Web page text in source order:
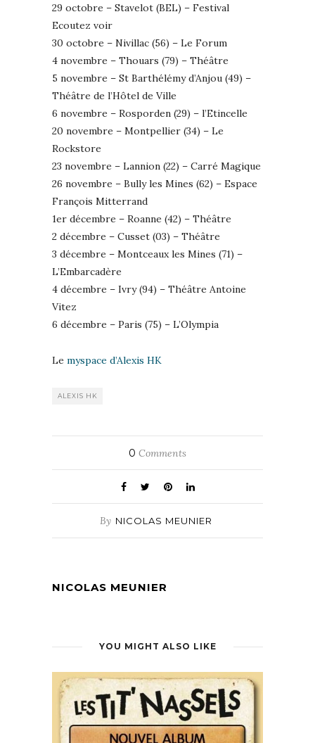
29 octobre – Stavelot (BEL) – Festival
Ecoutez voir
30 octobre – Nivillac (56) – Le Forum
4 novembre – Thouars (79) – Théâtre
5 novembre – St Barthélémy d’Anjou (49) –
Théâtre de l’Hôtel de Ville
6 novembre – Rosporden (29) – l’Etincelle
20 novembre – Montpellier (34) – Le
Rockstore
23 novembre – Lannion (22) – Carré Magique
26 novembre – Bully les Mines (62) – Espace
François Mitterrand
1er décembre – Roanne (42) – Théâtre
2 décembre – Cusset (03) – Théâtre
3 décembre – Montceaux les Mines (71) –
L’Embarcadère
4 décembre – Ivry (94) – Théâtre Antoine
Vitez
6 décembre – Paris (75) – L’Olympia
Le myspace d’Alexis HK
ALEXIS HK
0 Comments
By NICOLAS MEUNIER
NICOLAS MEUNIER
YOU MIGHT ALSO LIKE